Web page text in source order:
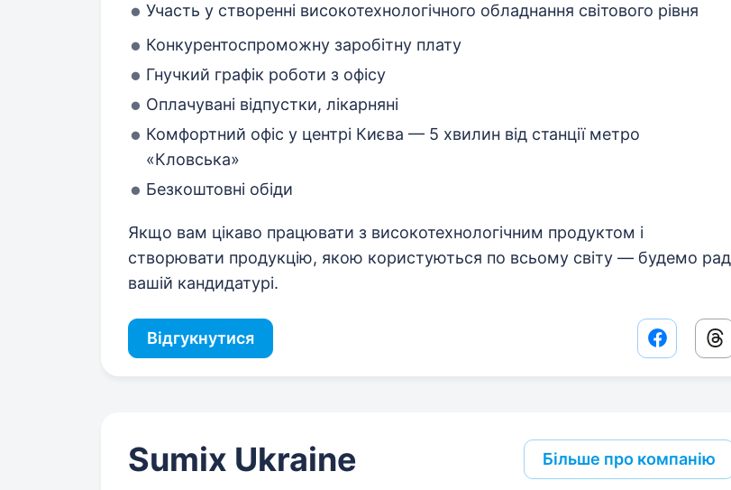
Участь у створенні високотехнологічного обладнання світового рівня
Конкурентоспроможну заробітну плату
Гнучкий графік роботи з офісу
Оплачувані відпустки, лікарняні
Комфортний офіс у центрі Києва — 5 хвилин від станції метро
«Кловська»
Безкоштовні обіди
Якщо вам цікаво працювати з високотехнологічним продуктом і
створювати продукцію, якою користуються по всьому світу — будемо
вашій кандидатурі.
Відгукнутися
Sumix Ukraine Більше про компанію